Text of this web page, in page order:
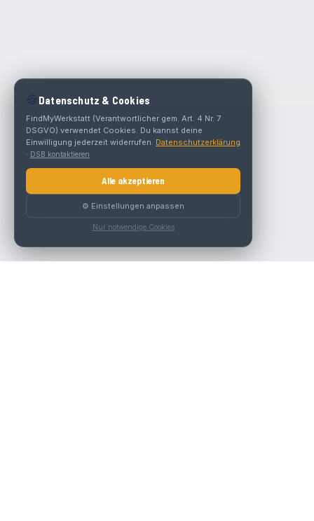
🍪 Datenschutz & Cookies
FindMyWerkstatt (Verantwortlicher gem. Art. 4 Nr. 7
DSGVO) verwendet Cookies. Du kannst deine
Einwilligung jederzeit widerrufen. Datenschutzerklärung
· DSB kontaktieren
Alle akzeptieren
⚙️ Einstellungen anpassen
Nur notwendige Cookies